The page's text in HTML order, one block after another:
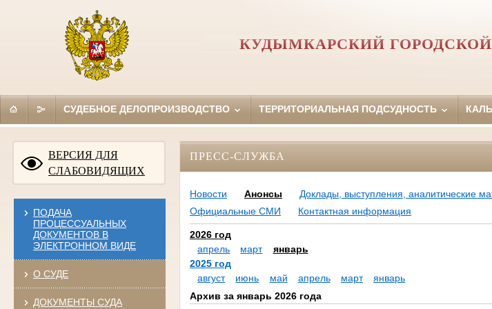
КУДЫМКАРСКИЙ
СУДЕБНОЕ ДЕЛОПРОИЗВОДСТВО ТЕРРИТОРИАЛЬНАЯ ПОДСУДНОСТЬ
ВЕРСИЯ ДЛЯ
СЛАБОВИДЯЩИХ
ПОДАЧА
ПРОЦЕССУАЛЬНЫХ
ДОКУМЕНТОВ В
ЭЛЕКТРОННОМ ВИДЕ
О СУДЕ
ДОКУМЕНТЫ СУДА
ПРЕСС-СЛУЖБА
Новости Анонсы Доклады, выступления, аналитические
Официальные СМИ
Контактная информация
2026 год
апрель
март
январь
2025 год
август
июнь май апрель март
январь
Архив за январь 2026 года